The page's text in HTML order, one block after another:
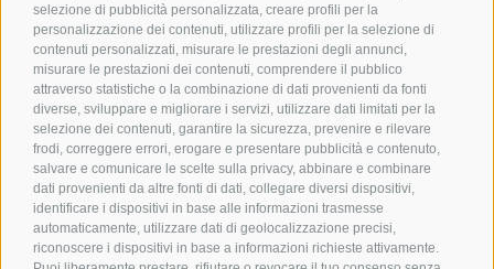
selezione di pubblicità personalizzata, creare profili per la
personalizzazione dei contenuti, utilizzare profili per la selezione di
contenuti personalizzati, misurare le prestazioni degli annunci,
misurare le prestazioni dei contenuti, comprendere il pubblico
attraverso statistiche o la combinazione di dati provenienti da fonti
diverse, sviluppare e migliorare i servizi, utilizzare dati limitati per la
selezione dei contenuti, garantire la sicurezza, prevenire e rilevare
frodi, correggere errori, erogare e presentare pubblicità e contenuto,
salvare e comunicare le scelte sulla privacy, abbinare e combinare
dati provenienti da altre fonti di dati, collegare diversi dispositivi,
identificare i dispositivi in base alle informazioni trasmesse
automaticamente, utilizzare dati di geolocalizzazione precisi,
riconoscere i dispositivi in base a informazioni richieste attivamente.
Associazione Turistica
Terlano
P.zza Dott. Weiser 2
39018 Terlano BZ
Tel. 0471 257 165
info@terlan.info